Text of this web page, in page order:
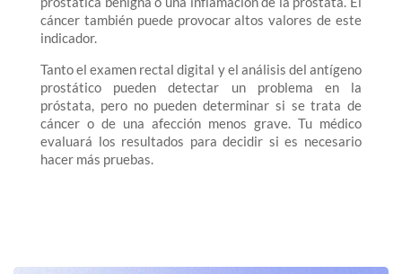
cáncer también puede provocar altos valores de este
indicador.
Tanto el examen rectal digital y el análisis del antígeno
prostático pueden detectar un problema en la
próstata, pero no pueden determinar si se trata de
cáncer o de una afección menos grave. Tu médico
evaluará los resultados para decidir si es necesario
hacer más pruebas.